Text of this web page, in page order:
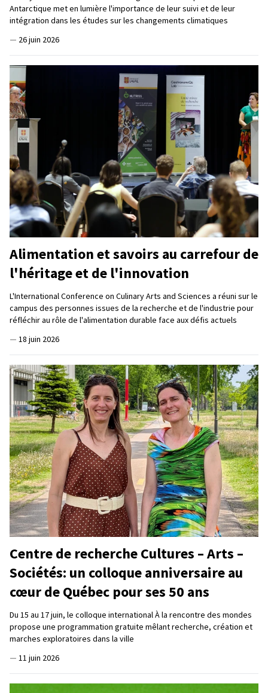
Antarctique met en lumière l'importance de leur suivi et de leur
intégration dans les études sur les changements climatiques
— 26 juin 2026
Alimentation et savoirs au carrefour de
l'héritage et de l'innovation
L'International Conference on Culinary Arts and Sciences a réuni sur le
campus des personnes issues de la recherche et de l'industrie pour
réfléchir au rôle de l'alimentation durable face aux défis actuels
— 18 juin 2026
Centre de recherche Cultures – Arts –
Sociétés: un colloque anniversaire au
cœur de Québec pour ses 50 ans
Du 15 au 17 juin, le colloque international À la rencontre des mondes
propose une programmation gratuite mêlant recherche, création et
marches exploratoires dans la ville
— 11 juin 2026